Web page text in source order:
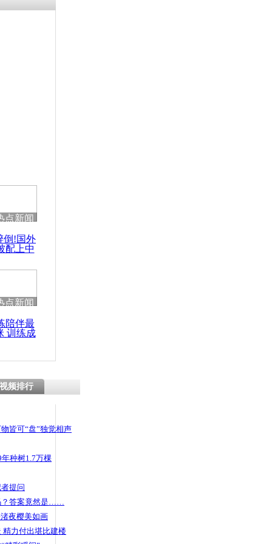
点新闻
倒!国外
配上中
点新闻
陪伴最
训练成
频排行
皆可“盘”独觉相声
种树1.7万棵
提问
？答案竟然是……
夜樱美如画
精力付出堪比建楼